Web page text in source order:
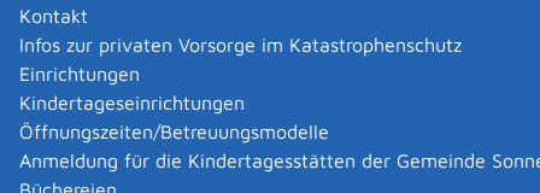
Kontakt
Infos zur privaten Vorsorge im Katastrophenschutz
Einrichtungen
Kindertageseinrichtungen
Öffnungszeiten/Betreuungsmodelle
Anmeldung für die Kindertagesstätten der Gemeinde
Ausgabe der Stimmzettel
Überprüfung der Wahlberechtigung aufgrund des
Wählerverzeichnisses
Freigabe der Wahlurne für den Einwurf des
Stimmzettels
Mitarbeit bei der Ermittlung des Wahlergebnisses